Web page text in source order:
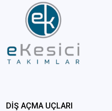
DİŞ AÇMA UÇLARI